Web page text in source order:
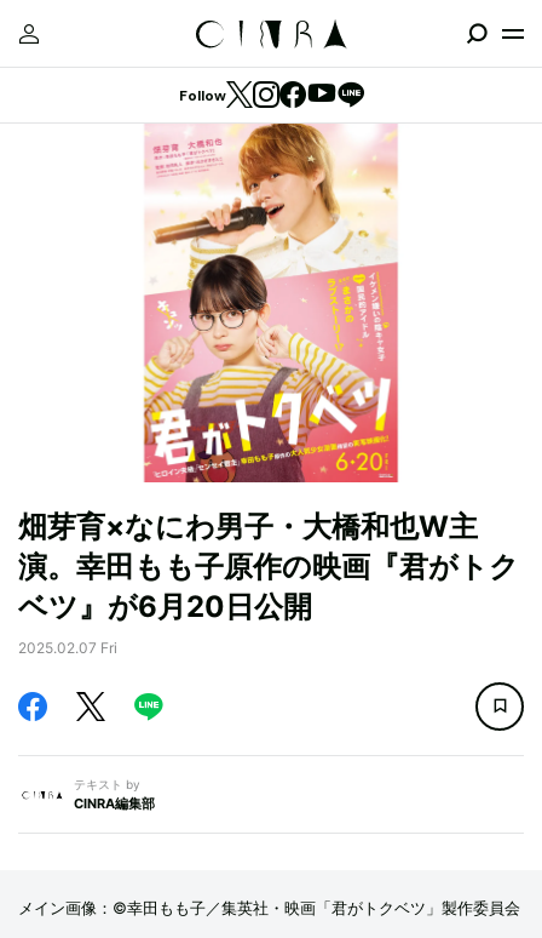
Follow
畑芽育×なにわ男子・大橋和也W主
演。幸田もも子原作の映画『君がトク
ベツ』が6月20日公開
2025.02.07 Fri
テキスト by
CINRA編集部
メイン画像：©幸田もも子／集英社・映画「君がトクベツ」製作委員会